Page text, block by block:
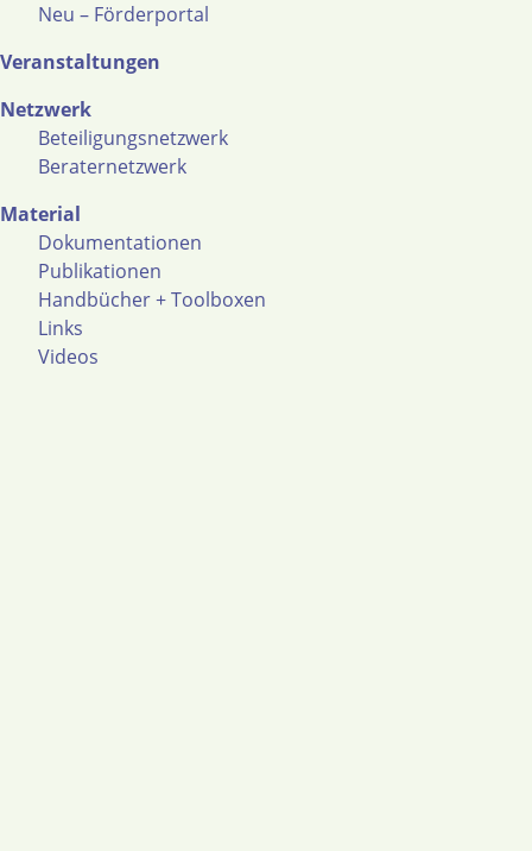
Neu – Förderportal
Veranstaltungen
Netzwerk
Beteiligungsnetzwerk
Beraternetzwerk
Material
Dokumentationen
Publikationen
Handbücher + Toolboxen
Links
Videos